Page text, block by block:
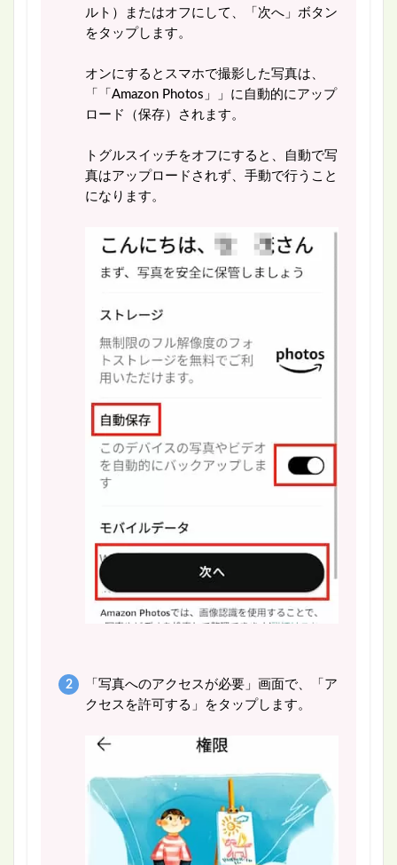
ルト）またはオフにして、「次へ」ボタン
をタップします。
オンにするとスマホで撮影した写真は、
「「Amazon Photos」」に自動的にアップ
ロード（保存）されます。
トグルスイッチをオフにすると、自動で写
真はアップロードされず、手動で行うこと
になります。
「写真へのアクセスが必要」画面で、「ア
クセスを許可する」をタップします。